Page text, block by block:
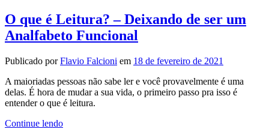
Latim
sozinho,
e
muito
a
pena!
O que é Leitura? – Deixando de ser um
Analfabeto Funcional
Publicado porFlavio Falcioni em 18 de fevereiro de 2021
A maioriadas pessoas não sabe ler e você provavelmente é uma
delas. É hora de mudar a sua vida, o primeiro passo pra isso é
entender o que é leitura.
Continue lendoO